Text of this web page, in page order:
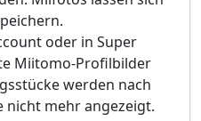
oder in Super
Miitomo-Profilbilder
werden nach
nicht mehr angezeigt.